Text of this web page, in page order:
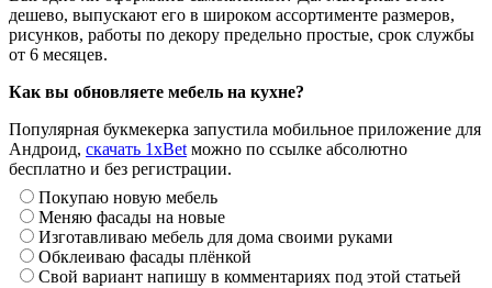
дешево, выпускают его в широком ассортименте размеров,
рисунков, работы по декору предельно простые, срок службы
от 6 месяцев.
Как вы обновляете мебель на кухне?
Популярная букмекерка запустила мобильное приложение для
Андроид, скачать 1xBetможно по ссылке абсолютно
бесплатно и без регистрации.
Покупаю новую мебель
Меняю фасады на новые
Изготавливаю мебель для дома своими руками
Обклеиваю фасады плёнкой
Свой вариант напишу в комментариях под этой статьей